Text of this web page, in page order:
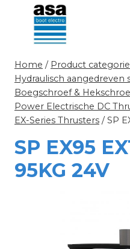
Doorgaan
inhoud
Home / Product
Hydraulisch aangedreven
Boegschroef &
Power Electrische DC
EX-Series Thrusters / SP
SP EX95
95KG 24V